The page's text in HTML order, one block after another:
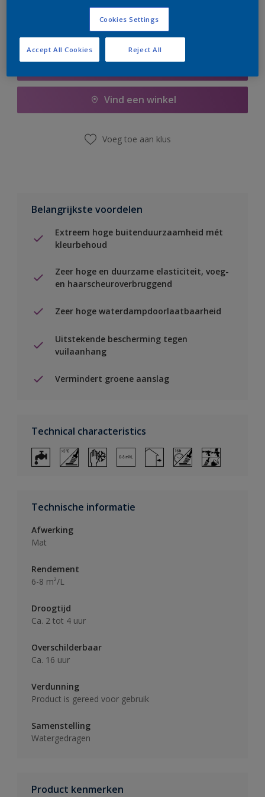
Vind een winkel
Voeg toe aan klus
Belangrijkste voordelen
Extreem hoge buitenduurzaamheid mét
kleurbehoud
Zeer hoge en duurzame elasticiteit, voeg-
en haarscheuroverbruggend
Zeer hoge waterdampdoorlaatbaarheid
Uitstekende bescherming tegen
vuilaanhang
Vermindert groene aanslag
Technical characteristics
Technische informatie
Afwerking
Mat
Rendement
6-8 m²/L
Droogtijd
Ca. 2 tot 4 uur
Overschilderbaar
Ca. 16 uur
Verdunning
Product is gereed voor gebruik
Samenstelling
Watergedragen
Product kenmerken
Cookies Settings
Reject All
Accept All Cookies